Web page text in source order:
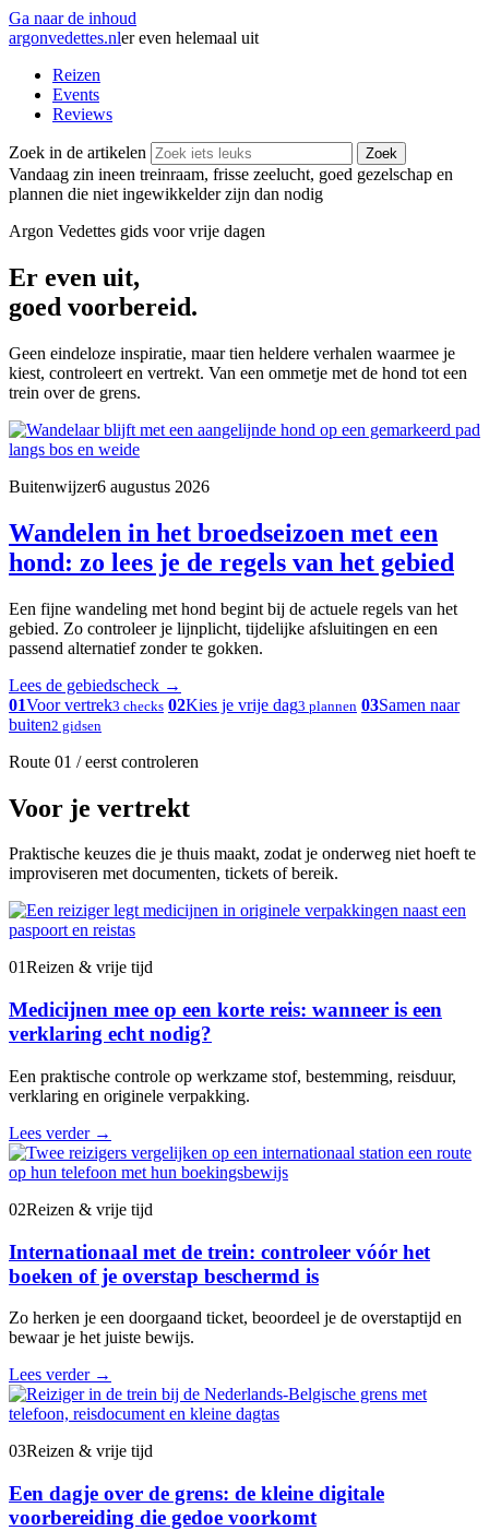
Ga naar de inhoud
argonvedettes.nler even helemaal uit
Reizen
Events
Reviews
Zoek in de artikelen Zoek
Vandaag zin ineen treinraam, frisse zeelucht, goed gezelschap en
plannen die niet ingewikkelder zijn dan nodig
Argon Vedettes gids voor vrije dagen
Er even uit,
goed voorbereid.
Geen eindeloze inspiratie, maar tien heldere verhalen waarmee je
kiest, controleert en vertrekt. Van een ommetje met de hond tot een
trein over de grens.
Buitenwijzer6 augustus 2026
Wandelen in het broedseizoen met een
hond: zo lees je de regels van het gebied
Een fijne wandeling met hond begint bij de actuele regels van het
gebied. Zo controleer je lijnplicht, tijdelijke afsluitingen en een
passend alternatief zonder te gokken.
Lees de gebiedscheck →
01Voor vertrek3 checks 02Kies je vrije dag3 plannen 03Samen naar
buiten2 gidsen
Route 01 / eerst controleren
Voor je vertrekt
Praktische keuzes die je thuis maakt, zodat je onderweg niet hoeft te
improviseren met documenten, tickets of bereik.
01Reizen & vrije tijd
Medicijnen mee op een korte reis: wanneer is een
verklaring echt nodig?
Een praktische controle op werkzame stof, bestemming, reisduur,
verklaring en originele verpakking.
Lees verder →
02Reizen & vrije tijd
Internationaal met de trein: controleer vóór het
boeken of je overstap beschermd is
Zo herken je een doorgaand ticket, beoordeel je de overstaptijd en
bewaar je het juiste bewijs.
Lees verder →
03Reizen & vrije tijd
Een dagje over de grens: de kleine digitale
voorbereiding die gedoe voorkomt